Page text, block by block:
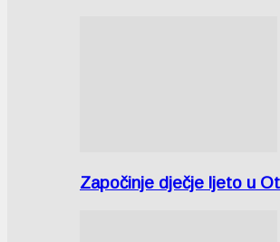
Započinje dječje ljeto u